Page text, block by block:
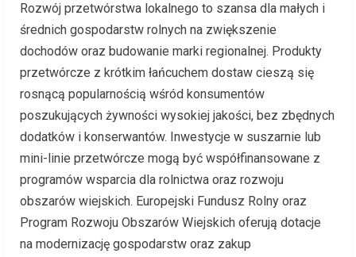
Rozwój przetwórstwa lokalnego to szansa dla małych i
średnich gospodarstw rolnych na zwiększenie
dochodów oraz budowanie marki regionalnej. Produkty
przetwórcze z krótkim łańcuchem dostaw cieszą się
rosnącą popularnością wśród konsumentów
poszukujących żywności wysokiej jakości, bez zbędnych
dodatków i konserwantów. Inwestycje w suszarnie lub
mini-linie przetwórcze mogą być współfinansowane z
programów wsparcia dla rolnictwa oraz rozwoju
obszarów wiejskich. Europejski Fundusz Rolny oraz
Program Rozwoju Obszarów Wiejskich oferują dotacje
na modernizację gospodarstw oraz zakup